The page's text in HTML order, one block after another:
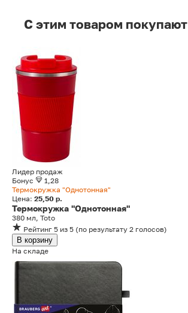
C этим товаром покупают
Лидер продаж
Бонус
1,28
Термокружка "Однотонная"
Цена: 25,50 р.
Термокружка "Однотонная"
380 мл, Toto
Рейтинг 5 из 5 (по результату 2 голосов)
В корзину
На складе